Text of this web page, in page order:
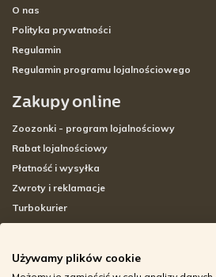
O nas
Polityka prywatności
Regulamin
Regulamin programu lojalnościowego
Zakupy online
Zoozonki - program lojalnościowy
Rabat lojalnościowy
Płatność i wysyłka
Zwroty i reklamacje
Turbokurier
Adresy sklepów stacjonarnych
Używamy plików cookie